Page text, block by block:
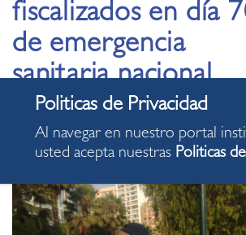
fiscalizados en día
de emergencia
sanitaria nacional
13.02.2022
Al navegar en nuestro portal
usted acepta nuestras Politicas